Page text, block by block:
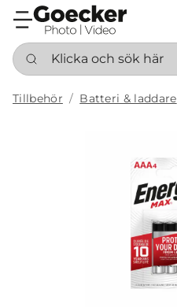
Klicka och sök här
Tillbehör Batteri & laddare